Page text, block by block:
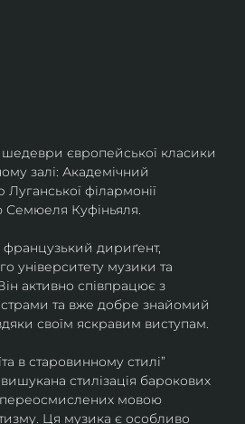
європейської класики
залі: Академічний
філармонії
Семюеля Куфіньяля.
дириґент,
університету музики та
активно співпрацює з
та вже добре знайомий
своїм яскравим виступам.
в старовинному стилі”
стилізація барокових
мовою
Ця музика є особливо